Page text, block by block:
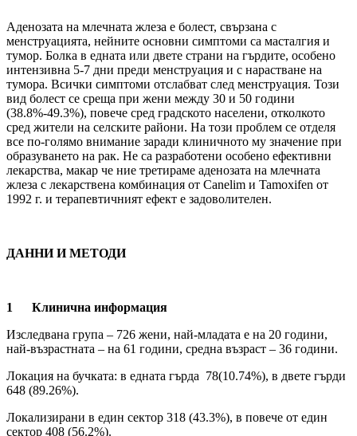
Аденозата на млечната жлеза е болест, свързана с
менструацията, нейните основни симптоми са масталгия и
тумор. Болка в едната или двете страни на гърдите, особено
интензивна 5-7 дни преди менструация и с нарастване на
тумора. Всички симптоми отслабват след менструация. Този
вид болест се среща при жени между 30 и 50 години
(38.8%-49.3%), повече сред градското населени, отколкото
сред жители на селските райони. На този проблем се отделя
все по-голямо внимание заради клиничното му значение при
образуването на рак. Не са разработени особено ефективни
лекарства, макар че ние третираме аденозата на млечната
жлеза с лекарствена комбинация от Canelim и Tamoxifen от
1992 г. и терапевтичният ефект е задоволителен.
ДАННИ И МЕТОДИ
1 Клинична информация
Изследвана група – 726 жени, най-младата е на 20 години,
най-възрастната – на 61 години, средна възраст – 36 години.
Локация на бучката: в едната гърда 78(10.74%), в двете гърди
648 (89.26%).
Локализирани в един сектор 318 (43.3%), в повече от един
сектор 408 (56.2%).